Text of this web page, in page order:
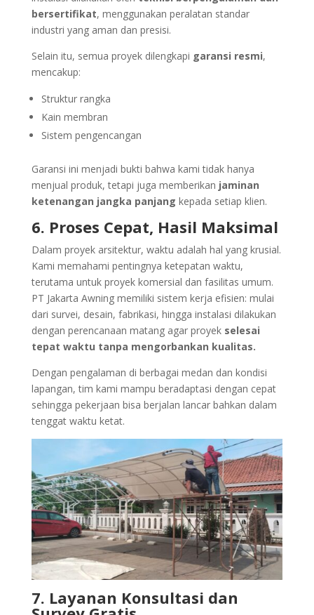
bersertifikat, menggunakan peralatan standar
industri yang aman dan presisi.
Selain itu, semua proyek dilengkapi garansi resmi,
mencakup:
Struktur rangka
Kain membran
Sistem pengencangan
Garansi ini menjadi bukti bahwa kami tidak hanya
menjual produk, tetapi juga memberikan jaminan
ketenangan jangka panjang kepada setiap klien.
6. Proses Cepat, Hasil Maksimal
Dalam proyek arsitektur, waktu adalah hal yang krusial.
Kami memahami pentingnya ketepatan waktu,
terutama untuk proyek komersial dan fasilitas umum.
PT Jakarta Awning memiliki sistem kerja efisien: mulai
dari survei, desain, fabrikasi, hingga instalasi dilakukan
dengan perencanaan matang agar proyek selesai
tepat waktu tanpa mengorbankan kualitas.
Dengan pengalaman di berbagai medan dan kondisi
lapangan, tim kami mampu beradaptasi dengan cepat
sehingga pekerjaan bisa berjalan lancar bahkan dalam
tenggat waktu ketat.
7. Layanan Konsultasi dan